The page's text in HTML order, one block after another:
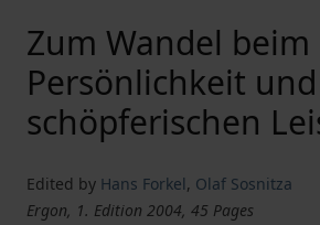
Zum Wandel
Persönlichkeit
schöpferischen
Edited by Hans Forkel, Olaf Sosnitza
Ergon, 1. Edition 2004, 45 Pages